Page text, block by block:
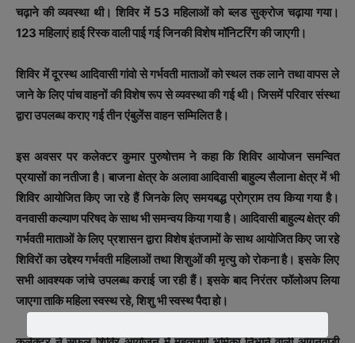
चढ़ाने की व्यवस्था थी। शिविर में 53 महिलाओं को ब्लड सुक्रोज चढ़ाया गया।
123 महिलाएं हाई रिस्क वाली पाई गई जिनकी विशेष मॉनिटरिंग की जाएगी।
शिविर में दूरस्थ आदिवासी गांवो से गर्भवती माताओं को स्थल तक लाने तथा वापस ले
जाने के लिए पांच वाहनों की विशेष रूप से व्यवस्था की गई थी। जिसमें परिवार संस्था
द्वारा उपलब्ध कराए गई तीन एंबुलेंस वाहन सम्मिलित है।
इस अवसर पर कलेक्टर कुमार पुरुषोत्तम ने कहा कि शिविर आयोजन समन्वित
प्रयासों का नतीजा है। बाजना क्षेत्र के अलावा आदिवासी बाहुल्य सैलाना क्षेत्र में भी
शिविर आयोजित किए जा रहे हैं जिनके लिए समयबद्ध प्रोग्राम तय किया गया है।
वनवासी कल्याण परिषद के साथ भी समन्वय किया गया है। आदिवासी बाहुल्य क्षेत्र की
गर्भवती माताओं के लिए प्रशासन द्वारा विशेष इंतजामों के साथ आयोजित किए जा रहे
शिविरों का उद्देश्य गर्भवती महिलाओं तथा शिशुओं की मृत्यु को रोकना है। इसके लिए
सभी आवश्यक जांचे उपलब्ध कराई जा रही हैं। इसके बाद निरंतर फॉलोअप लिया
जाएगा ताकि महिला स्वस्थ रहे, शिशु भी स्वस्थ पैदा हो।